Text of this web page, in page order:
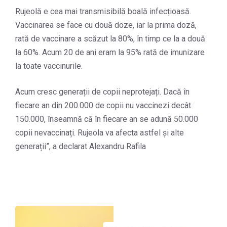
Rujeolă e cea mai transmisibilă boală infecțioasă.
Vaccinarea se face cu două doze, iar la prima doză,
rată de vaccinare a scăzut la 80%, în timp ce la a două
la 60%. Acum 20 de ani eram la 95% rată de imunizare
la toate vaccinurile.
Acum cresc generații de copii neprotejați. Dacă în
fiecare an din 200.000 de copii nu vaccinezi decât
150.000, înseamnă că în fiecare an se adună 50.000
copii nevaccinați. Rujeola va afecta astfel și alte
generații”, a declarat Alexandru Rafila